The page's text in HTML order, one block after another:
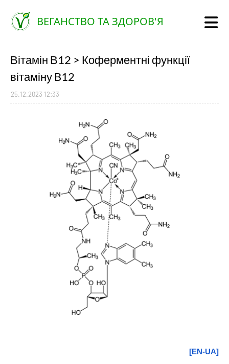
ВЕГАНСТВО ТА ЗДОРОВ'Я
Вітамін В12 > Коферментні функції
вітаміну B12
25.12.2023 12:33
[EN-UA]